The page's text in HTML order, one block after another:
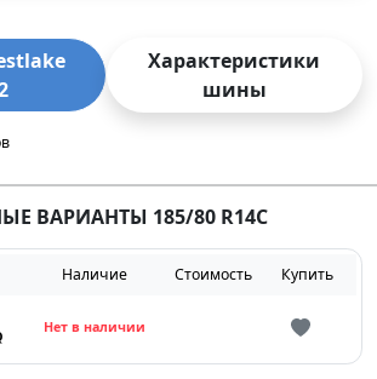
Характеристики
шины
ВАРИАНТЫ 185/80 R14C
Наличие Стоимость Купить
Нет в наличии